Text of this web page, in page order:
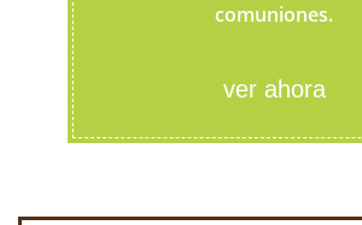
comuniones.
ver ahora